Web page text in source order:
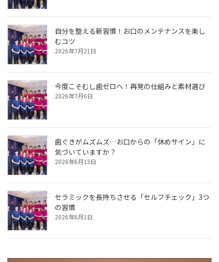
自分を整える新習慣！お口のメンテナンスを楽し
むコツ
2026年7月21日
今度こそむし歯ゼロへ！再発の仕組みと素材選び
2026年7月6日
歯ぐきがムズムズ…お口からの「休めサイン」に
気づいていますか？
2026年6月15日
セラミックを長持ちさせる「セルフチェック」3つ
の習慣
2026年6月1日